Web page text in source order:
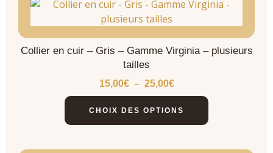
Collier en cuir – Gris – Gamme Virginia – plusieurs
tailles
15,00€ – 25,00€
CHOIX DES OPTIONS